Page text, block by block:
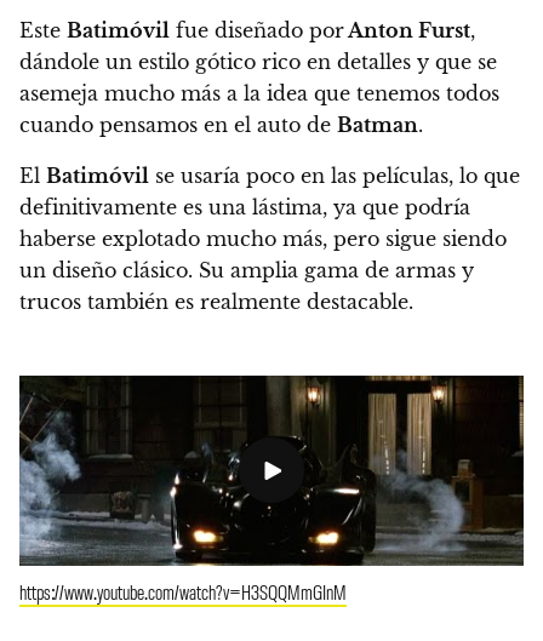
Este Batimóvil fue diseñado por Anton Furst,
dándole un estilo gótico rico en detalles y que se
asemeja mucho más a la idea que tenemos todos
cuando pensamos en el auto de Batman.
El Batimóvil se usaría poco en las películas, lo que
definitivamente es una lástima, ya que podría
haberse explotado mucho más, pero sigue siendo
un diseño clásico. Su amplia gama de armas y
trucos también es realmente destacable.
https://www.youtube.com/watch?v=H3SQQMmGInM